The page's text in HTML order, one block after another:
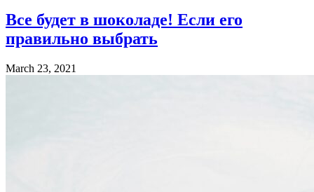
Все будет в шоколаде! Если его
правильно выбрать
March 23, 2021